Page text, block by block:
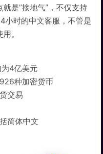
是”接地气”，不仅支持
小时的中文客服，不管是
。
4亿美元
种加密货币
交易
简体中文